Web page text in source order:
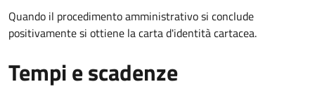
Quando il procedimento amministrativo si conclude
positivamente si ottiene la carta d'identità cartacea.
Tempi e scadenze